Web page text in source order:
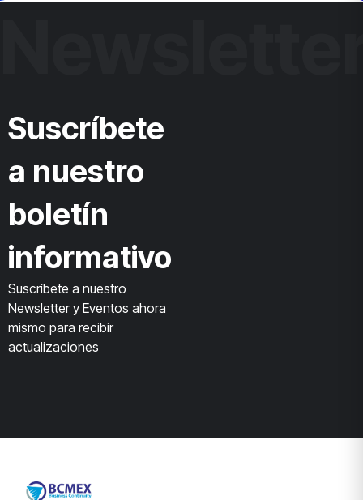
Suscríbete
a nuestro
boletín
informativo
Suscríbete a nuestro
Newsletter y Eventos ahora
mismo para recibir
actualizaciones